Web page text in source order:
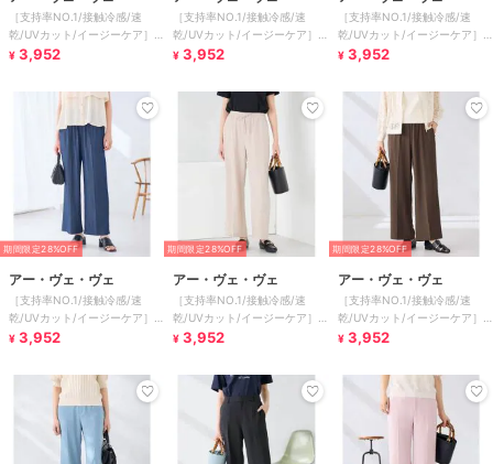
［支持率NO.1/接触冷感/速
乾/UVカット/イージーケア］
イージーワイドパンツ
¥ 3,952
［支持率NO.1/接触冷感/速
乾/UVカット/イージーケア］
イージーワイドパンツ
¥ 3,952
［支持率NO.1/接触冷感/速
乾/UVカット/イージーケア］
イージーワイドパンツ
¥ 3,952
期間限定28%OFF
アー・ヴェ・ヴェ
［支持率NO.1/接触冷感/速
乾/UVカット/イージーケア］
イージーワイドパンツ
¥ 3,952
期間限定28%OFF
アー・ヴェ・ヴェ
［支持率NO.1/接触冷感/速
乾/UVカット/イージーケア］
イージーワイドパンツ
¥ 3,952
期間限定28%OFF
アー・ヴェ・ヴェ
［支持率NO.1/接触冷感/速
乾/UVカット/イージーケア］
イージーワイドパンツ
¥ 3,952